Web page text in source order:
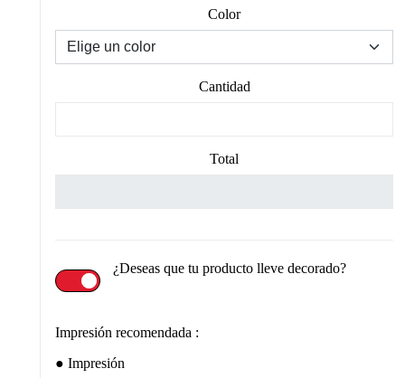
Color
Cantidad
Total
¿Deseas que tu producto lleve decorado?
Impresión recomendada :
Impresión